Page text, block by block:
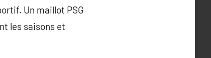
Un maillot PSG
les saisons et